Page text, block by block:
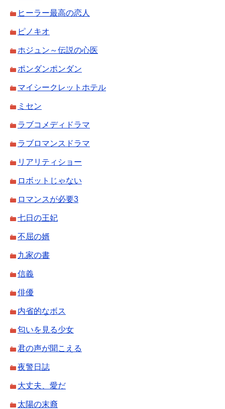
ヒーラー最高の恋人
ピノキオ
ホジュン～伝説の心医
ポンダンポンダン
マイシークレットホテル
ミセン
ラブコメディドラマ
ラブロマンスドラマ
リアリティショー
ロボットじゃない
ロマンスが必要3
七日の王妃
不屈の婿
九家の書
信義
俳優
内省的なボス
匂いを見る少女
君の声が聞こえる
夜警日誌
大丈夫、愛だ
太陽の末裔